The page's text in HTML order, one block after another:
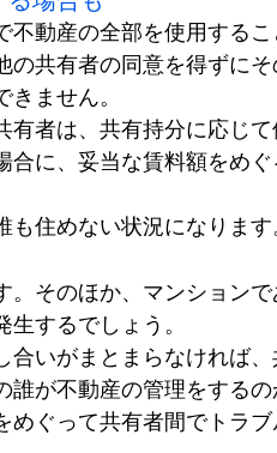
動産の全部を使用する
共有者の同意を得ずにそ
ません。
有者は、共有持分に応じ
合に、妥当な賃料額をめ
住めない状況になります
そのほか、マンション
するでしょう。
いがまとまらなければ
が不動産の管理をする
ぐって共有者間でトラ